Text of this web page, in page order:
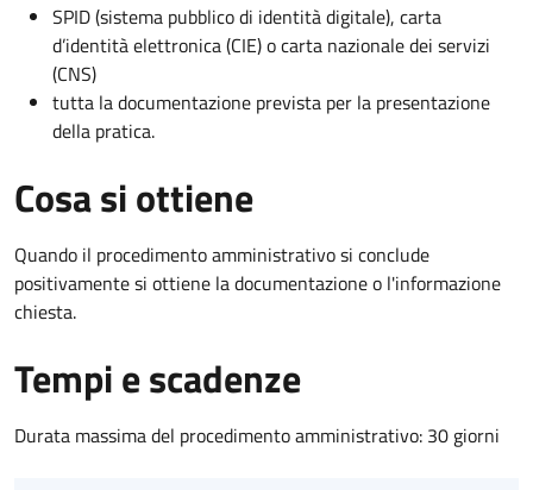
SPID (sistema pubblico di identità digitale), carta
d’identità elettronica (CIE) o carta nazionale dei servizi
(CNS)
tutta la documentazione prevista per la presentazione
della pratica.
Cosa si ottiene
Quando il procedimento amministrativo si conclude
positivamente si ottiene la documentazione o l'informazione
chiesta.
Tempi e scadenze
Durata massima del procedimento amministrativo: 30 giorni